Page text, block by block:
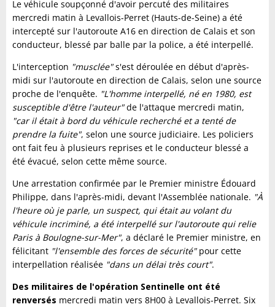
Le véhicule soupçonné d'avoir percuté des militaires
mercredi matin à Levallois-Perret (Hauts-de-Seine) a été
intercepté sur l'autoroute A16 en direction de Calais et son
conducteur, blessé par balle par la police, a été interpellé.
L'interception "musclée"s'est déroulée en début d'après-
midi sur l'autoroute en direction de Calais, selon une source
proche de l'enquête. "L'homme interpellé, né en 1980, est
susceptible d'être l'auteur"de l'attaque mercredi matin,
"car il était à bord du véhicule recherché et a tenté de
prendre la fuite", selon une source judiciaire. Les policiers
ont fait feu à plusieurs reprises et le conducteur blessé a
été évacué, selon cette même source.
Une arrestation confirmée par le Premier ministre Édouard
Philippe, dans l'après-midi, devant l'Assemblée nationale. "À
l'heure où je parle, un suspect, qui était au volant du
véhicule incriminé, a été interpellé sur l'autoroute qui relie
Paris à Boulogne-sur-Mer", a déclaré le Premier ministre, en
félicitant "l'ensemble des forces de sécurité"pour cette
interpellation réalisée "dans un délai très court".
Des militaires de l'opération Sentinelle ont été
renversés mercredi matin vers 8H00 à Levallois-Perret. Six